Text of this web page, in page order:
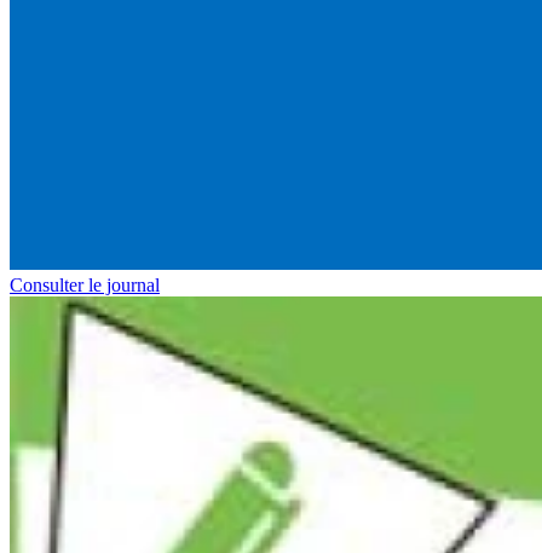
Consulter le journal